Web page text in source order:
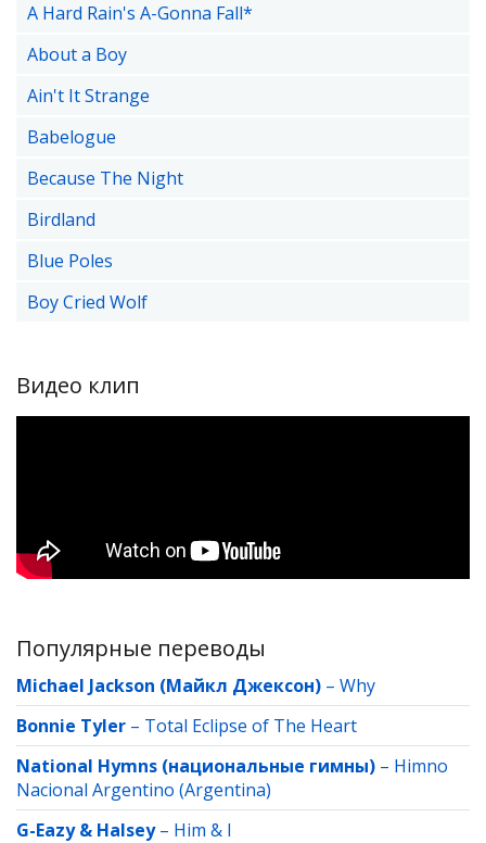
A Hard Rain's A-Gonna Fall*
About a Boy
Ain't It Strange
Babelogue
Because The Night
Birdland
Blue Рoles
Boy Cried Wolf
Видео клип
Популярные переводы
Michael Jackson (Майкл Джексон) – Why
Bonnie Tyler – Total Eclipse of The Heart
National Hymns (национальные гимны) – Himno
Nacional Argentino (Argentina)
G-Eazy & Halsey– Him & I